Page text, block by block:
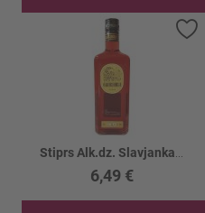
6,49 €